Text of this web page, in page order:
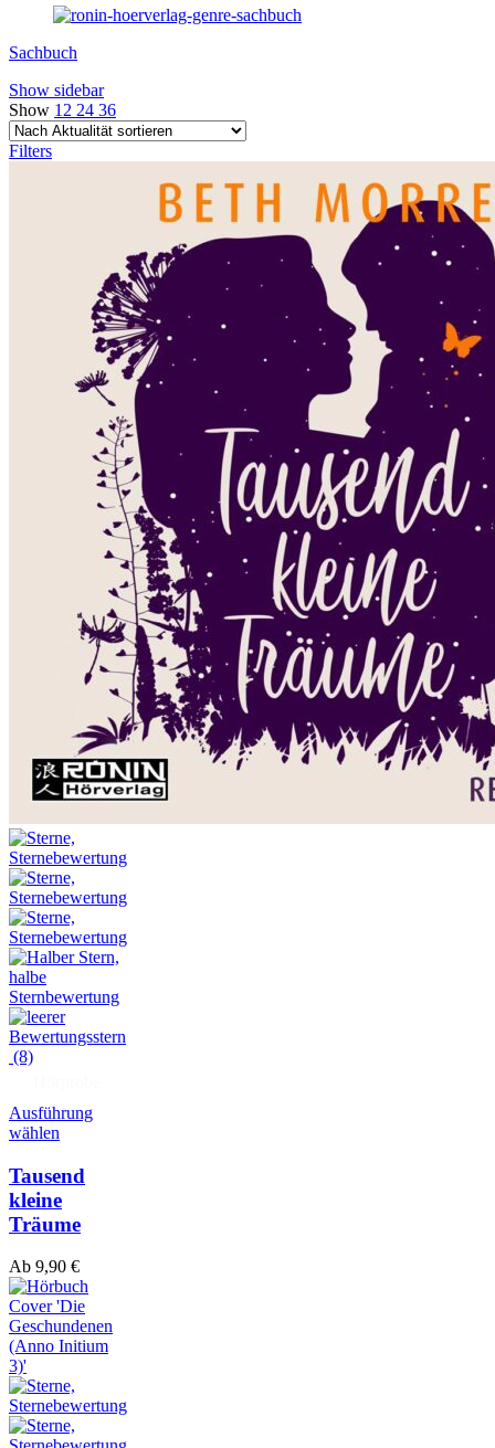
Sachbuch
Show sidebar
Show 12 24 36
Filters
(8)
Ausführung
wählen
Tausend
kleine
Träume
Ab 9,90 €